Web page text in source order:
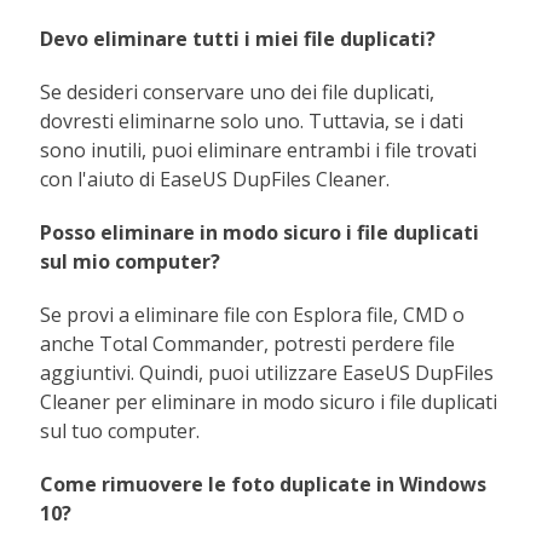
Devo eliminare tutti i miei file duplicati?
Se desideri conservare uno dei file duplicati,
dovresti eliminarne solo uno. Tuttavia, se i dati
sono inutili, puoi eliminare entrambi i file trovati
con l'aiuto di EaseUS DupFiles Cleaner.
Posso eliminare in modo sicuro i file duplicati
sul mio computer?
Se provi a eliminare file con Esplora file, CMD o
anche Total Commander, potresti perdere file
aggiuntivi. Quindi, puoi utilizzare EaseUS DupFiles
Cleaner per eliminare in modo sicuro i file duplicati
sul tuo computer.
Come rimuovere le foto duplicate in Windows
10?